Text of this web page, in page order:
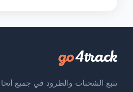
تتبع الشحنات والطرود في جميع